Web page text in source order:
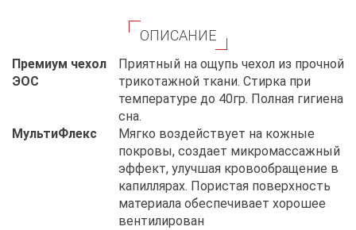
ОПИСАНИЕ
Премиум чехол
ЭОС
Приятный на ощупь чехол из прочной
трикотажной ткани. Стирка при
температуре до 40гр. Полная гигиена
сна.
МультиФлекс
Мягко воздействует на кожные
покровы, создает микромассажный
эффект, улучшая кровообращение в
капиллярах. Пористая поверхность
материала обеспечивает хорошее
вентилирован